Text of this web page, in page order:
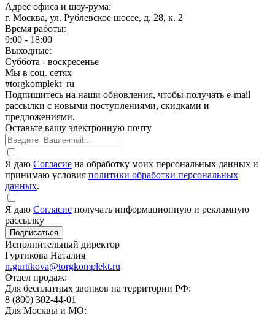
Адрес офиса и шоу-рума:
г. Москва, ул. Рублевское шоссе, д. 28, к. 2
Время работы:
9:00 - 18:00
Выходные:
Суббота - воскресенье
Мы в соц. сетях
#torgkomplekt_ru
Подпишитесь на наши обновления, чтобы получать e-mail
рассылки с новыми поступлениями, скидками и
предложениями.
Оставьте вашу электронную почту
Я даю Согласие на обработку моих персональных данных и
принимаю условия политики обработки персональных
данных.
Я даю Согласие получать информационную и рекламную
рассылку
Исполнительный директор
Гуртикова Наталия
n.gurtikova@torgkomplekt.ru
Отдел продаж:
Для бесплатных звонков на территории РФ:
8 (800) 302-44-01
Для Москвы и МО: